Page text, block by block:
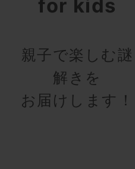
for kids
親子で楽しむ謎
解きを
お届けします！